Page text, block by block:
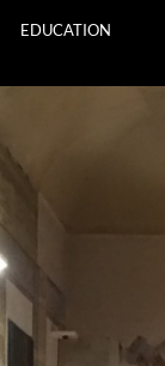
EDUCATION